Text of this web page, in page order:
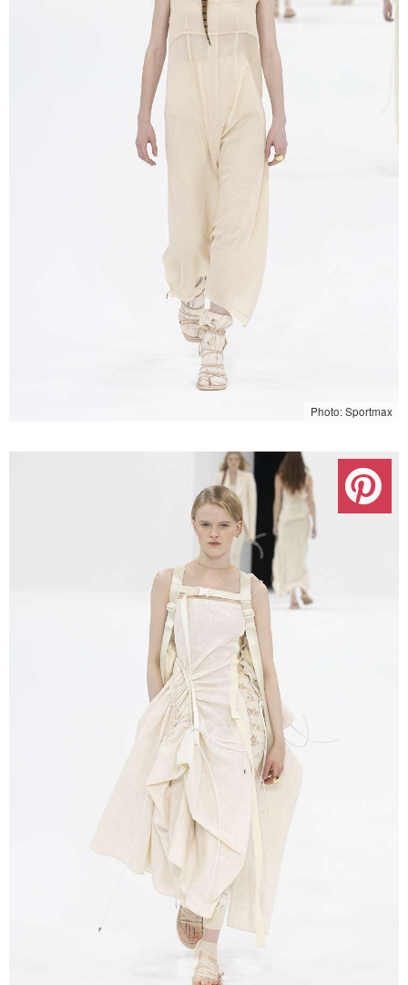
Photo: Sportmax